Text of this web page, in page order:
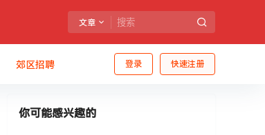
文章
登录 快速注册
郊区招聘
你可能感兴趣的